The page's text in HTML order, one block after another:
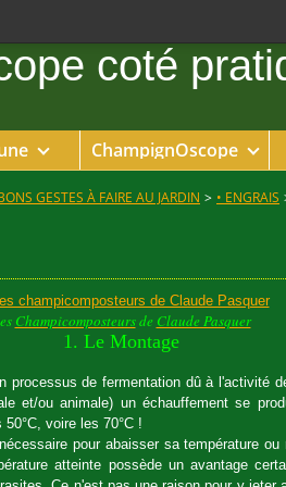
ChampignOscope
GESTES À FAIRE AU JARDIN > • ENGRAIS
Champicomposteursde Claude Pasquer
1. Le Montage
processus de fermentation dû à l'activité
et/ou animale) un échauffement se
voire les 70°C !
pour abaisser sa température
atteinte possède un avantage